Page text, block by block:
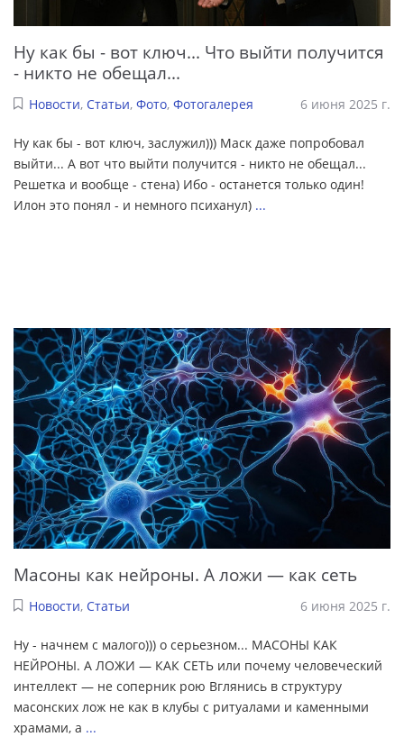
Ну как бы - вот ключ... Что выйти получится
- никто не обещал...
Новости, Статьи, Фото, Фотогалерея 6 июня 2025 г.
Ну как бы - вот ключ, заслужил))) Маск даже попробовал
выйти... А вот что выйти получится - никто не обещал...
Решетка и вообще - стена) Ибо - останется только один!
Илон это понял - и немного психанул) ...
Масоны как нейроны. А ложи — как сеть
Новости, Статьи 6 июня 2025 г.
Ну - начнем с малого))) о серьезном... МАСОНЫ КАК
НЕЙРОНЫ. А ЛОЖИ — КАК СЕТЬ или почему человеческий
интеллект — не соперник рою Вглянись в структуру
масонских лож не как в клубы с ритуалами и каменными
храмами, а ...